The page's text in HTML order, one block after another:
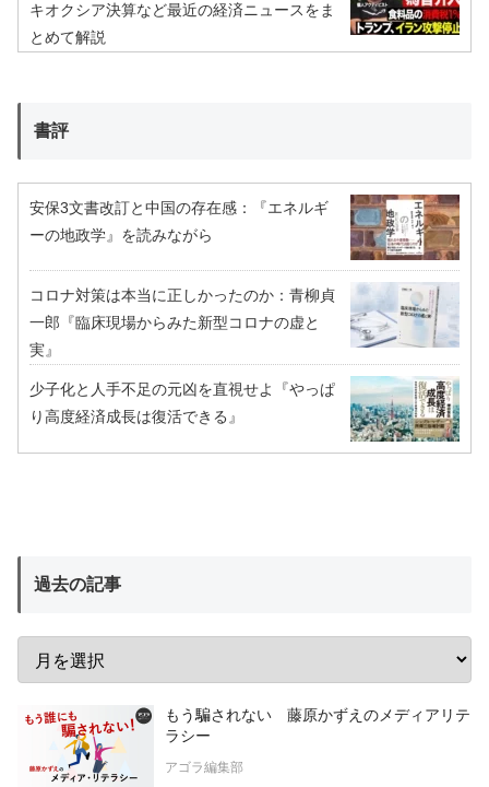
キオクシア決算など最近の経済ニュースをま
とめて解説
書評
安保3文書改訂と中国の存在感：『エネルギ
ーの地政学』を読みながら
コロナ対策は本当に正しかったのか：青柳貞
一郎『臨床現場からみた新型コロナの虚と
実』
少子化と人手不足の元凶を直視せよ『やっぱ
り高度経済成長は復活できる』
過去の記事
もう騙されない 藤原かずえのメディアリテ
ラシー
アゴラ編集部